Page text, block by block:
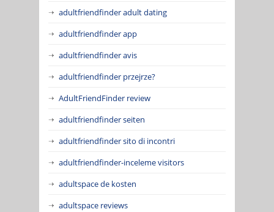
adultfriendfinder adult dating
adultfriendfinder app
adultfriendfinder avis
adultfriendfinder przejrze?
AdultFriendFinder review
adultfriendfinder seiten
adultfriendfinder sito di incontri
adultfriendfinder-inceleme visitors
adultspace de kosten
adultspace reviews